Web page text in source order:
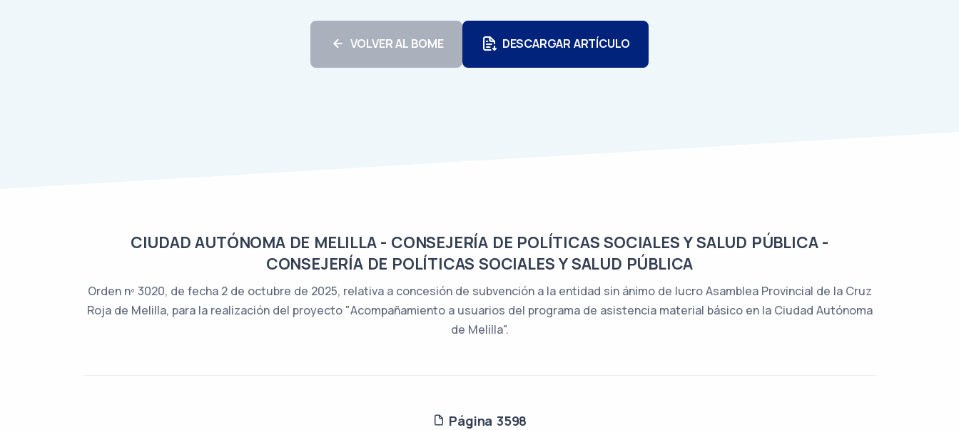
VOLVER AL BOME DESCARGAR ARTÍCULO
CIUDAD AUTÓNOMA DE MELILLA - CONSEJERÍA DE POLÍTICAS SOCIALES Y SALUD PÚBLICA -
CONSEJERÍA DE POLÍTICAS SOCIALES Y SALUD PÚBLICA
Orden nº 3020, de fecha 2 de octubre de 2025, relativa a concesión de subvención a la entidad sin ánimo de lucro Asamblea Provincial de la Cruz
Roja de Melilla, para la realización del proyecto "Acompañamiento a usuarios del programa de asistencia material básico en la Ciudad Autónoma
de Melilla".
Página 3598